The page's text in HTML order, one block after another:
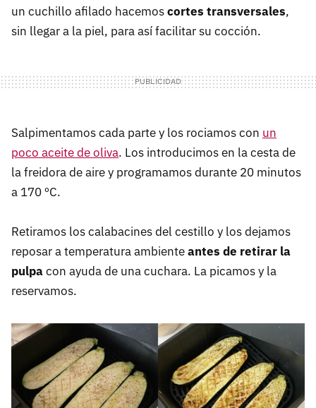
un cuchillo afilado hacemoscortes transversales,
sin llegar a la piel, para así facilitar su cocción.
Salpimentamos cada parte y los rociamos con un
poco aceite de oliva. Los introducimos en la cesta de
la freidora de aire y programamos durante 20 minutos
a 170 ºC.
Retiramos los calabacines del cestillo y los dejamos
reposar a temperatura ambienteantes de retirar la
pulpacon ayuda de una cuchara. La picamos y la
reservamos.